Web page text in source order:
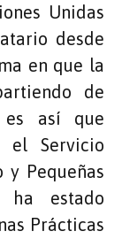
Unidas
desde
en que la
de
es así que
el Servicio
y Pequeñas
ha estado
Prácticas